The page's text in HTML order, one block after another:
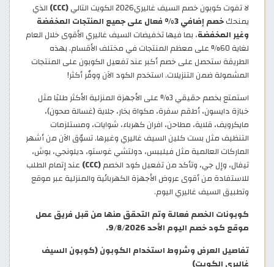
لا تفوت كوبون خصم السيف غاليري2026 الكويت التالي (CCC)
الذي
يمنحك
خصم إضافي 3% فعال على جميع المنتجات المخفضة
وغير المخفضة، بما فيها تخفيضات السيف غاليري الأقوى خلال العام
لغاية 60% على معظم المنتجات في مختلف الأقسام. بهذه
الطريقة ستحصل على خصم أكبر عند تفعيل الكوبون على المنتجات
المشمولة ضمن التنزيلات. استخدم الكود الآن ووفّر أكثر!
استمتع بخصم حقيقي 3% على الأجهزة المنزلية الأكثر طلبًا مثل
خبازة دايسون، أطقم سفرة، مكواة بخار، جلاية (غسالة صحون)،
مايكرويف، قلاية، مطاحن، افران كهرباء، شوايات، ومستلزمات
التنظيف مثل بست كلين السيف غاليري وغيرها. تسوّق الآن من أشهر
الماركات العالمية مثل فيليبس، دولتشي غوستو، ديلونجي، بوش،
تيفال، وإل جي، وتأكد من تفعيل كود الخصم(CCC)
عند إتمام الطلب
للاستفادة من أقوى عروض الأجهزة الكهربائية والمنزلية عبر موقع
وتطبيق السيف غاليري اليوم.
كوبونات الخصم فعالة وتم التحقق منها من قبل فريق عمل
موقع كود خصم اليوم الأحد 9/8/2026.
تفاصيل العرض وشروط استخدام الكوبون (كوبون السيف
غاليري الكويت)